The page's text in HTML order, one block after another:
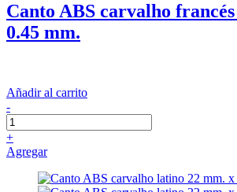
Canto ABS carvalho
0.45 mm.
Añadir al carrito
-
+
Agregar